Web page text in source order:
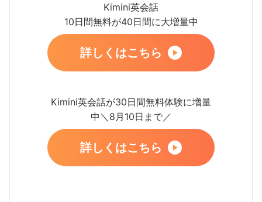
Kimini英会話
10日間無料が40日間に大増量中
詳しくはこちら
Kimini英会話が30日間無料体験に増量
中＼8月10日まで／
詳しくはこちら